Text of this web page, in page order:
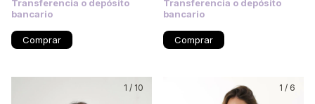
Transferencia o depósito
bancario
Comprar
Transferencia o depósito
bancario
Comprar
1 / 10 1 / 6